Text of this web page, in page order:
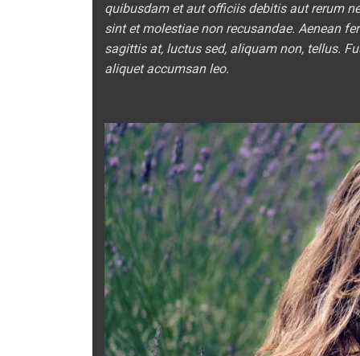
quibusdam et aut officiis debitis aut rerum
sint et molestiae non recusandae. Aenean
sagittis at, luctus sed, aliquam non, tellus.
aliquet accumsan leo.